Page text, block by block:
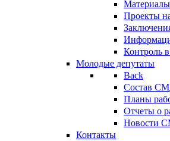
Материалы
Проекты
Контроль
Молодые депутаты
Back
Состав
Планы
Отчеты о
Новости
Контакты